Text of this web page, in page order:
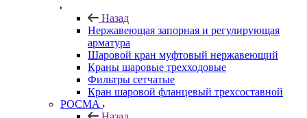
Назад
Нержавеющая запорная и регулирующая
арматура
Шаровой кран муфтовый нержавеющий
Краны шаровые трехходовые
Фильтры сетчатые
Кран шаровой фланцевый трехсоставной
РОСМА